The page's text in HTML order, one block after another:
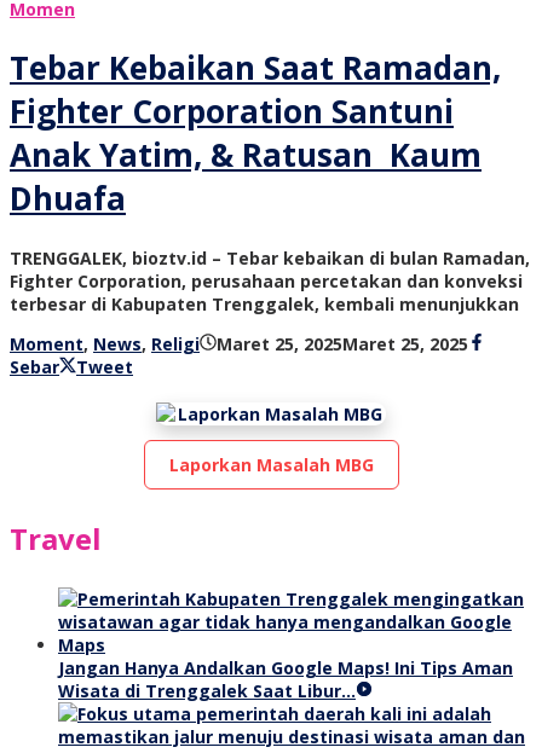
Momen
Tebar Kebaikan Saat Ramadan,
Fighter Corporation Santuni
Anak Yatim, & Ratusan Kaum
Dhuafa
TRENGGALEK, bioztv.id – Tebar kebaikan di bulan Ramadan,
Fighter Corporation, perusahaan percetakan dan konveksi
terbesar di Kabupaten Trenggalek, kembali menunjukkan
Moment, News, Religi Maret 25, 2025Maret 25, 2025 oleh
Sebar Tweet
Laporkan Masalah MBG
Travel
Jangan Hanya Andalkan Google Maps! Ini Tips Aman
Wisata di Trenggalek Saat Libur…